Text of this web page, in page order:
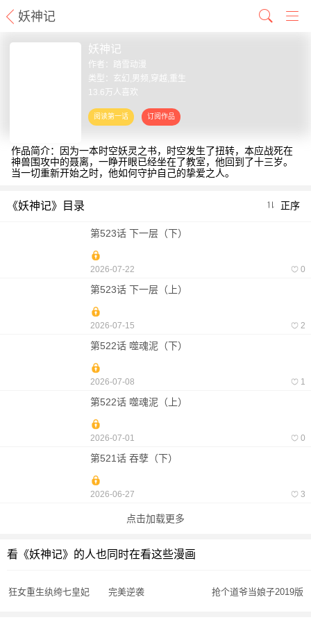
妖神记
妖神记
作者：
踏雪动漫
类型：玄幻,男频,穿越,重生
13.6万人喜欢
作品简介：因为一本时空妖灵之书，时空发生了扭转，本应战死在
神兽围攻中的聂离，一睁开眼已经坐在了教室，他回到了十三岁。
当一切重新开始之时，他如何守护自己的挚爱之人。
《妖神记》目录 正序
第523话 下一层（下）
2026-07-22 0
第523话 下一层（上）
2026-07-15 2
第522话 噬魂泥（下）
2026-07-08 1
第522话 噬魂泥（上）
2026-07-01 0
第521话 吞孽（下）
2026-06-27 3
点击加载更多
看《妖神记》的人也同时在看这些漫画
狂女重生纨绔七皇妃 完美逆袭 抢个道爷当娘子2019版